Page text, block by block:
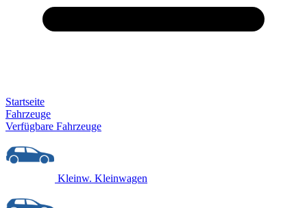
Startseite
Fahrzeuge
Verfügbare Fahrzeuge
Kleinw. Kleinwagen